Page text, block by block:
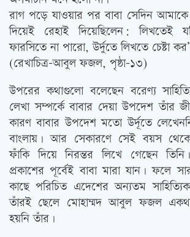
রাগ পড়ে যাওয়ার পর বাবা সেদিন
দিয়েই রেহাই দিয়েছিলেন: লিখতেই
ফারসিতে না পারো, উর্দুতে লিখতে চেষ্টা
(রেখাচিত্র-আবুল ফজল, পৃষ্ঠা-১৩)
উপরের কথাগুলো বলেছেন বরেণ্য
লেখা সম্পর্কে বাবার দেয়া উপদেশ তাঁর
কারণ বাবার উপদেশ মতো উর্দূতে
বাংলায়। আর সেকারণে সেই বয়স
ফাঁকি দিয়ে নিরন্তর লিখে গেছেন
প্রকাশের পূর্বেই বাবা মারা যান। ফলে
কাছে পরিচিত এদেশের অন্যতম
তাঁরই ছেলে মোহাম্মদ আবুল ফজল
হয়নি তাঁর।